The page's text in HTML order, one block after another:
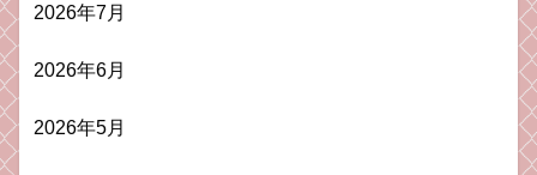
2026年7月
2026年6月
2026年5月